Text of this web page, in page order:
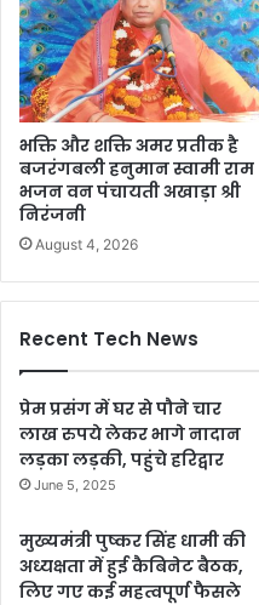
भक्ति और शक्ति अमर प्रतीक है
बजरंगबली हनुमान स्वामी राम
भजन वन पंचायती अखाड़ा श्री
निरंजनी
August 4, 2026
Recent Tech News
प्रेम प्रसंग में घर से पौने चार
लाख रुपये लेकर भागे नादान
लड़का लड़की, पहुंचे हरिद्वार
June 5, 2025
मुख्यमंत्री पुष्कर सिंह धामी की
अध्यक्षता में हुई कैबिनेट बैठक,
लिए गए कई महत्वपूर्ण फैसले